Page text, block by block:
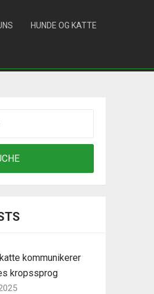
HUNDE OG KATTE
kommunikerer
kropssprog